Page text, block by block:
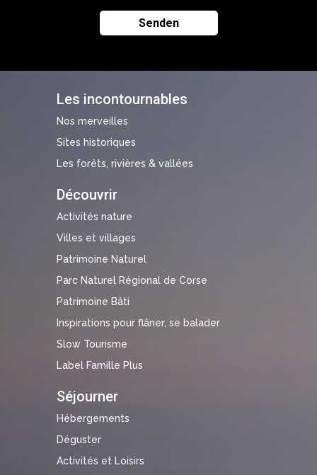
Les incontournables
Nos merveilles
Sites historiques
Les forêts, rivières & vallées
Découvrir
Activités nature
Villes et villages
Patrimoine Naturel
Parc Naturel Régional de Corse
Patrimoine Bâti
Inspirations pour flâner, se balader
Slow Tourisme
Label Famille Plus
Séjourner
Hébergements
Déguster
Activités et Loisirs